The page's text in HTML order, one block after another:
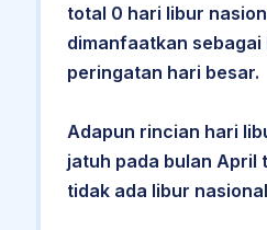
total 0 hari libur
dimanfaatkan
peringatan hari besar.
Adapun rincian hari
jatuh pada bulan April
tidak ada libur